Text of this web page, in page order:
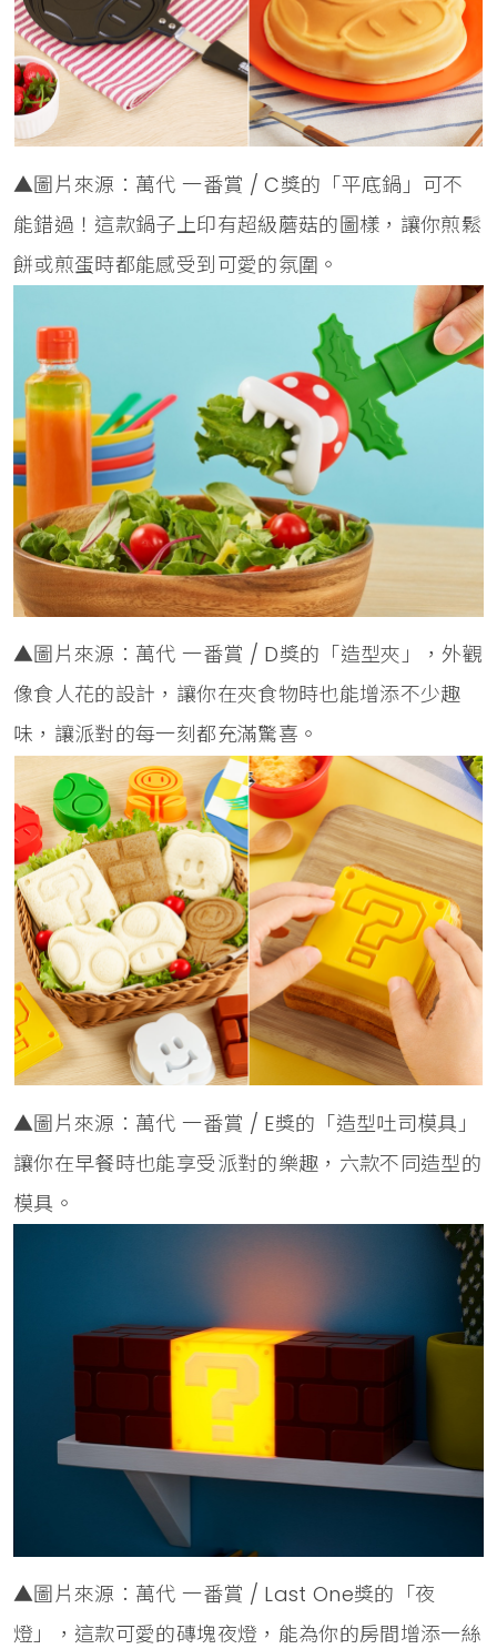
▲圖片來源：萬代 一番賞 / C獎的「平底鍋」可不
能錯過！這款鍋子上印有超級蘑菇的圖樣，讓你煎鬆
餅或煎蛋時都能感受到可愛的氛圍。
▲圖片來源：萬代 一番賞 / D獎的「造型夾」，外觀
像食人花的設計，讓你在夾食物時也能增添不少趣
味，讓派對的每一刻都充滿驚喜。​​​​​​
▲圖片來源：萬代 一番賞 / E獎的「造型吐司模具」
讓你在早餐時也能享受派對的樂趣，六款不同造型的
模具。
▲圖片來源：萬代 一番賞 / Last One獎的「夜
燈」，這款可愛的磚塊夜燈，能為你的房間增添一絲